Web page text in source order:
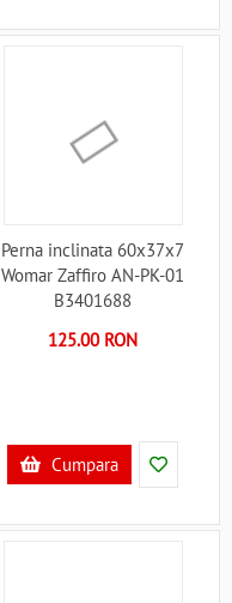
Perna inclinata 60x37x7
Womar Zaffiro AN-PK-01
B3401688
125.00 RON
Cumpara